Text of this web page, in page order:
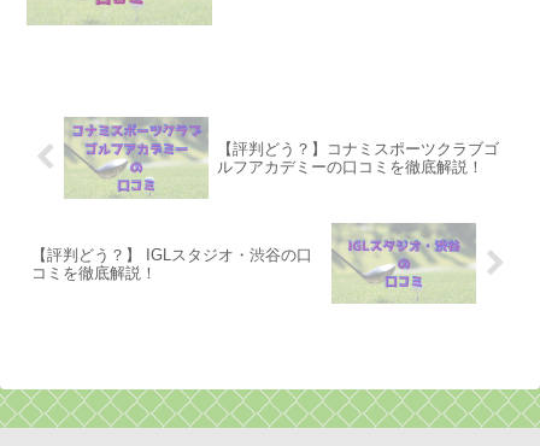
【評判どう？】コナミスポーツクラブゴ
ルフアカデミーの口コミを徹底解説！
【評判どう？】 IGLスタジオ・渋谷の口
コミを徹底解説！